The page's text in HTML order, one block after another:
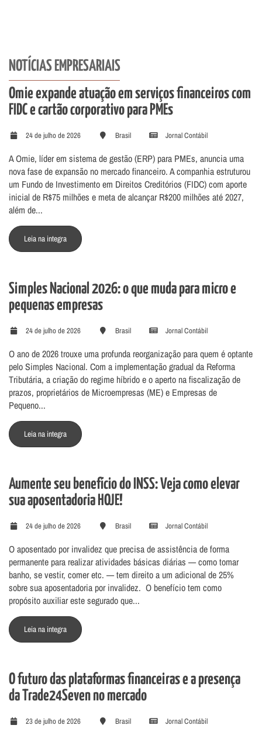
NOTÍCIAS EMPRESARIAIS
Omie expande atuação em serviços financeiros com
FIDC e cartão corporativo para PMEs
24 de julho de 2026 Brasil Jornal Contábil
A Omie, líder em sistema de gestão (ERP) para PMEs, anuncia uma
nova fase de expansão no mercado financeiro. A companhia estruturou
um Fundo de Investimento em Direitos Creditórios (FIDC) com aporte
inicial de R$75 milhões e meta de alcançar R$200 milhões até 2027,
além de...
Leia na integra
Simples Nacional 2026: o que muda para micro e
pequenas empresas
24 de julho de 2026 Brasil Jornal Contábil
O ano de 2026 trouxe uma profunda reorganização para quem é optante
pelo Simples Nacional. Com a implementação gradual da Reforma
Tributária, a criação do regime híbrido e o aperto na fiscalização de
prazos, proprietários de Microempresas (ME) e Empresas de
Pequeno...
Leia na integra
Aumente seu benefício do INSS: Veja como elevar
sua aposentadoria HOJE!
24 de julho de 2026 Brasil Jornal Contábil
O aposentado por invalidez que precisa de assistência de forma
permanente para realizar atividades básicas diárias — como tomar
banho, se vestir, comer etc. — tem direito a um adicional de 25%
sobre sua aposentadoria por invalidez. O benefício tem como
propósito auxiliar este segurado que...
Leia na integra
O futuro das plataformas financeiras e a presença
da Trade24Seven no mercado
23 de julho de 2026 Brasil Jornal Contábil